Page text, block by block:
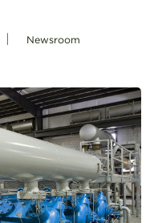
| Newsroom